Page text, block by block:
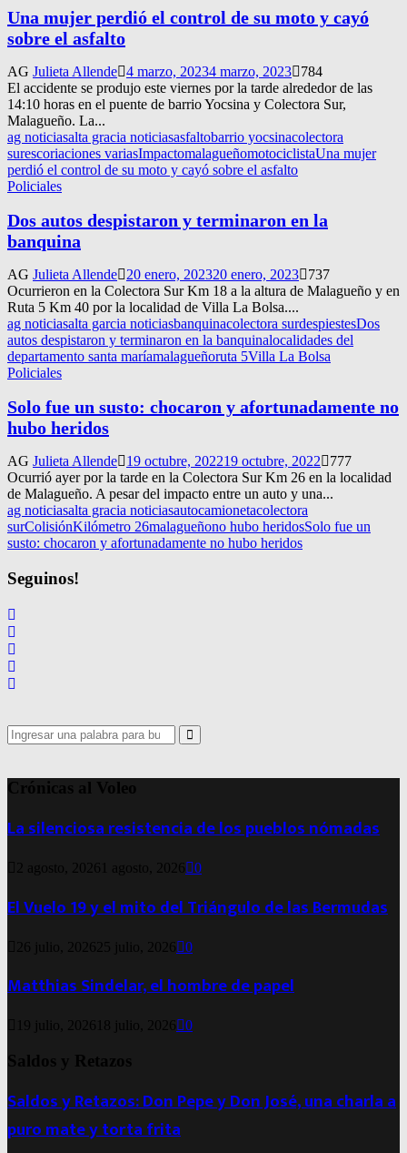
Una mujer perdió el control de su moto y cayó
sobre el asfalto
AG Julieta Allende 4 marzo, 20234 marzo, 2023
784
El accidente se produjo este viernes por la tarde alrededor de las
14:10 horas en el puente de barrio Yocsina y Colectora Sur,
Malagueño. La...
ag noticiasalta gracia noticiasasfaltobarrio yocsinacolectora
surescoriaciones variasImpactomalagueñomotociclistaUna mujer
perdió el control de su moto y cayó sobre el asfalto
Policiales
Dos autos despistaron y terminaron en la
banquina
AG Julieta Allende 20 enero, 202320 enero, 2023
737
Ocurrieron en la Colectora Sur Km 18 a la altura de Malagueño y en
Ruta 5 Km 40 por la localidad de Villa La Bolsa....
ag noticiasalta garcia noticiasbanquinacolectora surdespiestesDos
autos despistaron y terminaron en la banquinalocalidades del
departamento santa maríamalagueñoruta 5Villa La Bolsa
Policiales
Solo fue un susto: chocaron y afortunadamente no
hubo heridos
AG Julieta Allende 19 octubre, 202219 octubre, 2022
777
Ocurrió ayer por la tarde en la Colectora Sur Km 26 en la localidad
de Malagueño. A pesar del impacto entre un auto y una...
ag noticiasalta gracia noticiasautocamionetacolectora
surColisiónKilómetro 26malagueñono hubo heridosSolo fue un
susto: chocaron y afortunadamente no hubo heridos
Seguinos!
Search
for:
Search
Crónicas al Voleo
La silenciosa resistencia de los pueblos nómadas
2 agosto, 2026 1 agosto, 2026 0
El Vuelo 19 y el mito del Triángulo de las Bermudas
26 julio, 2026 25 julio, 2026 0
Matthias Sindelar, el hombre de papel
19 julio, 2026 18 julio, 2026 0
Saldos y Retazos
Saldos y Retazos: Don Pepe y Don José, una charla a
puro mate y torta frita